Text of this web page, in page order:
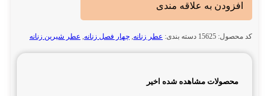
افزودن به علاقه مندی
کد محصول: 15625 دسته بندی: عطر زنانه, چهار فصل زنانه, عطر شیرین زنانه
محصولات مشاهده شده اخیر